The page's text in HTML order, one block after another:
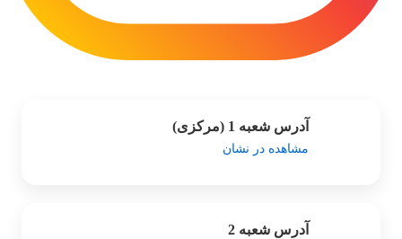
آدرس شعبه 1 (مرکزی)
مشاهده در نشان
آدرس شعبه 2